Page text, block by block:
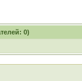
0)